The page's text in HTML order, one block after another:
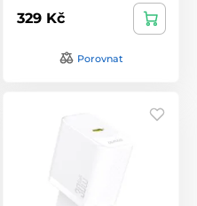
329 Kč
Porovnat